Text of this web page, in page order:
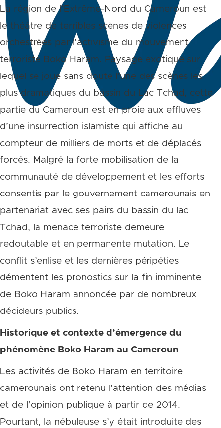
La région de l’Extrême-Nord du Cameroun est
le théâtre de terribles scènes de violences
orchestrées par l’activisme du mouvement
terroriste Boko Haram. Paysage exotique sur
lequel se joue sans doute l’une des scènes les
plus dramatiques du bassin du Lac Tchad, cette
partie du Cameroun est en proie aux effluves
d’une insurrection islamiste qui affiche au
compteur de milliers de morts et de déplacés
forcés. Malgré la forte mobilisation de la
communauté de développement et les efforts
consentis par le gouvernement camerounais en
partenariat avec ses pairs du bassin du lac
Tchad, la menace terroriste demeure
redoutable et en permanente mutation. Le
conflit s’enlise et les dernières péripéties
démentent les pronostics sur la fin imminente
de Boko Haram annoncée par de nombreux
décideurs publics.
Historique et contexte d’émergence du
phénomène Boko Haram au Cameroun
Les activités de Boko Haram en territoire
camerounais ont retenu l’attention des médias
et de l’opinion publique à partir de 2014.
Pourtant, la nébuleuse s’y était introduite des